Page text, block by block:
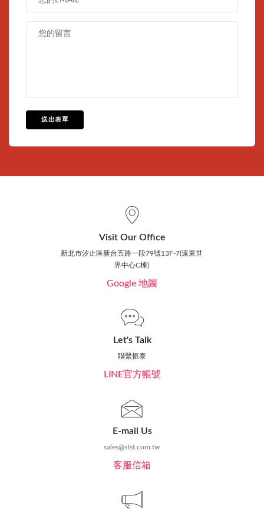
送出表單
Visit Our Office
新北市汐止區新台五路一段79號13F-7(遠東世
界中心C棟)
Google 地圖
Let's Talk
聯繫振泰
LINE官方帳號
E-mail Us
sales@stst.com.tw
客服信箱